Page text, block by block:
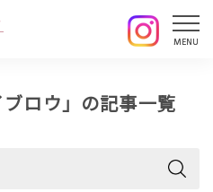
ブロウ」の記事一覧